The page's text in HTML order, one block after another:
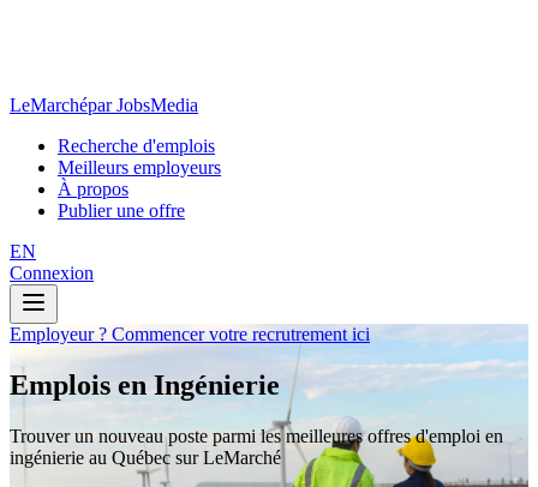
LeMarchépar JobsMedia
Recherche d'emplois
Meilleurs employeurs
À propos
Publier une offre
EN
Connexion
Employeur ? Commencer votre recrutrement ici
Emplois en Ingénierie
Trouver un nouveau poste parmi les meilleures offres d'emploi en
ingénierie au Québec sur LeMarché